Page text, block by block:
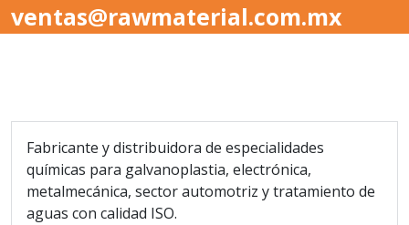
ventas@rawmaterial.com.mx
Fabricante y distribuidora de especialidades
químicas para galvanoplastia, electrónica,
metalmecánica, sector automotriz y tratamiento de
aguas con calidad ISO.